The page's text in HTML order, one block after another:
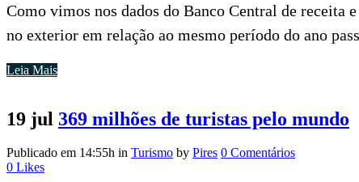
Como vimos nos dados do Banco Central de receita
no exterior em relação ao mesmo período do ano
Leia Mais
19 jul 369 milhões de turistas pelo mundo
Publicado em 14:55h in Turismo by Pires 0 Comentários
0 Likes